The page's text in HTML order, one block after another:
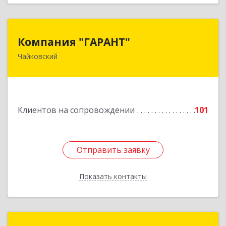
Компания "ГАРАНТ"
Чайковский
Клиентов на сопровождении 101
Отправить заявку
Показать контакты
617760, Пермский край, Чайковский г, Карла
Отправить заявку
Назад